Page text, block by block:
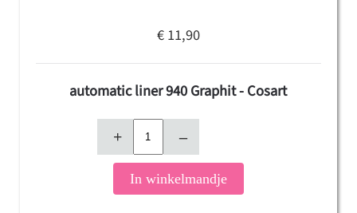
€ 11,90
automatic liner 940 Graphit - Cosart
+ –
In winkelmandje